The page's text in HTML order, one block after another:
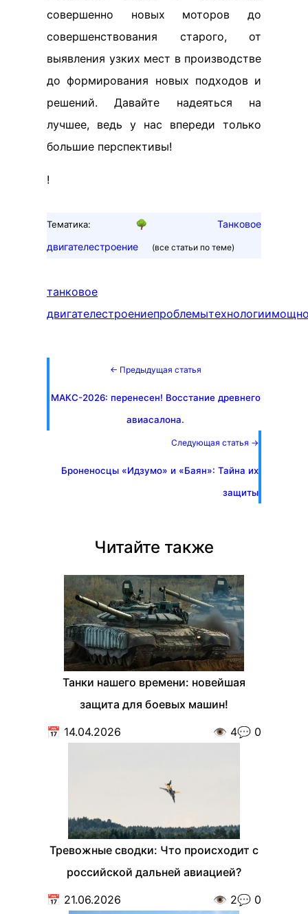
совершенно новых моторов до
совершенствования старого, от
выявления узких мест в производстве
до формирования новых подходов и
решений. Давайте надеяться на
лучшее, ведь у нас впереди только
большие перспективы!
!
Тематика: 🌳
Танковое
двигателестроение
(все статьи по теме)
танковое
двигателестроениепроблемытехнологии
← Предыдущая статья
МАКС-2026: перенесен! Восстание древнего
авиасалона.
Следующая статья →
Броненосцы «Идзумо» и «Баян»: Тайна их
защиты
Читайте также
Танки нашего времени: новейшая
защита для боевых машин!
📅 14.04.2026 👁️ 4💬 0
Тревожные сводки: Что происходит с
российской дальней авиацией?
📅 21.06.2026 👁️ 2💬 0